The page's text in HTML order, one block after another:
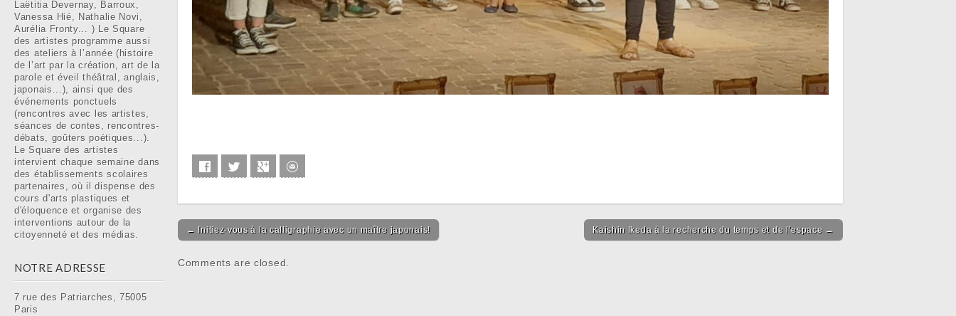
Laëtitia Devernay, Barroux,
Vanessa Hié, Nathalie Novi,
Aurélia Fronty... ) Le Square
des artistes programme aussi
des ateliers à l’année (histoire
de l’art par la création, art de la
parole et éveil théâtral, anglais,
japonais...), ainsi que des
événements ponctuels
(rencontres avec les artistes,
séances de contes, rencontres-
débats, goûters poétiques...).
Le Square des artistes
intervient chaque semaine dans
des établissements scolaires
partenaires, où il dispense des
cours d'arts plastiques et
d'éloquence et organise des
interventions autour de la
citoyenneté et des médias.
NOTRE ADRESSE
7 rue des Patriarches, 75005
Paris
FacebookTwitter Google+
Post navigation
← Initiez-vous à la calligraphie avec un maître japonais! Kaishin Ikeda à la recherche du temps et de l’espace →
Comments are closed.